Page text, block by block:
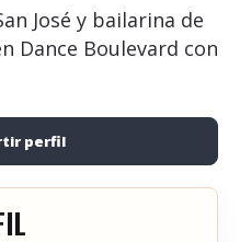
José y bailarina de
Dance Boulevard con
perfil